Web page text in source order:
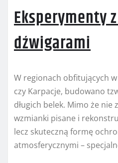
Eksperymenty
dźwigarami
W regionach obfitujących
czy Karpacje, budowano
długich belek. Mimo że nie
wzmianki pisane i
lecz skuteczną formę
atmosferycznymi –